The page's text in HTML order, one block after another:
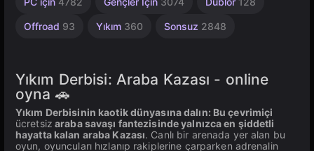
Offroad 93 Yıkım 360 Sonsuz 2848
491
213163
3570
3175
Yıkım Derbisi: Araba Kazası - online
oyna 🚗
Yıkım Derbisinin kaotik dünyasına dalın: Bu çevrimiçi
ücretsiz araba savaşı fantezisinde yalnızca en şiddetli
hayatta kalan araba Kazası. Canlı bir arenada yer alan bu
oyun, oyuncuları hızlanıp rakiplerine çarparken adrenalin